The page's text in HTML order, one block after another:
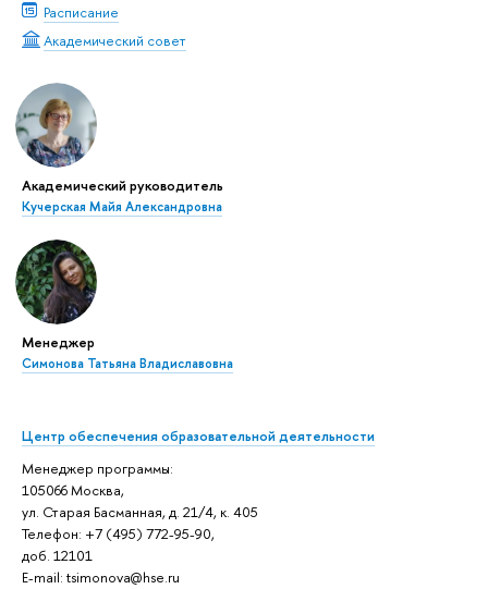
Расписание
Академический совет
Академический руководитель
Кучерская Майя Александровна
Менеджер
Симонова Татьяна Владиславовна
Центр обеспечения образовательной деятельности
Менеджер программы:
105066 Москва,
ул. Старая Басманная, д. 21/4, к. 405
Телефон: +7 (495) 772-95-90,
доб. 12101
E-mail: tsimonova@hse.ru